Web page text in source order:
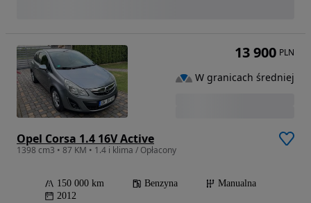
Opel Corsa 1.4 16V Active
1398 cm3 • 87 KM • 1.4 i klima / Opłacony
150 000 km Benzyna
Manualna
2012
13 900 PLN
W granicach średniej